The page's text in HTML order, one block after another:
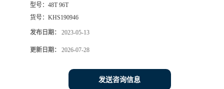
型号： 48T 96T
货号： KHS190946
发布日期： 2023-05-13
更新日期： 2026-07-28
发送咨询信息